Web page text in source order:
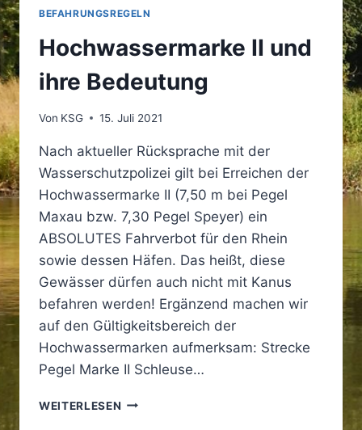
BEFAHRUNGSREGELN
Hochwassermarke II und
ihre Bedeutung
Von KSG 15. Juli 2021
Nach aktueller Rücksprache mit der
Wasserschutzpolizei gilt bei Erreichen der
Hochwassermarke II (7,50 m bei Pegel
Maxau bzw. 7,30 Pegel Speyer) ein
ABSOLUTES Fahrverbot für den Rhein
sowie dessen Häfen. Das heißt, diese
Gewässer dürfen auch nicht mit Kanus
befahren werden! Ergänzend machen wir
auf den Gültigkeitsbereich der
Hochwassermarken aufmerksam: Strecke
Pegel Marke II Schleuse…
WEITERLESEN HOCHWASSERMARKE